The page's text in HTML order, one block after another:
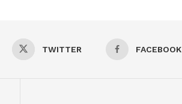
TWITTER FACEBOOK